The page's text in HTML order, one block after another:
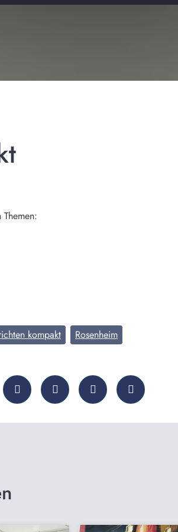
kompakt Rosenheim